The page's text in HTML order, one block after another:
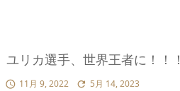
ユリカ選手、世界王者に！！！
 11月 9, 2022  5月 14, 2023